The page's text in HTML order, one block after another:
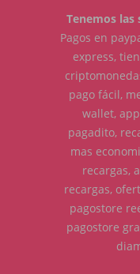
Tenemos las
Pagos en
express,
pago fácil,
wallet,
pagadito,
mas
recargas,
recargas,
pagostore
pagostore